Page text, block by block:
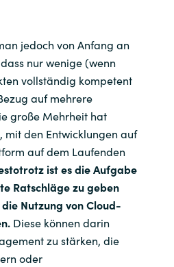
States
jedoch von Anfang an
nur wenige (wenn
vollständig kompetent
auf mehrere
große Mehrheit hat
mit den Entwicklungen auf
auf dem Laufenden
ist es die Aufgabe
Ratschläge zu geben
Nutzung von Cloud-
Diese können darin
zu stärken, die
oder